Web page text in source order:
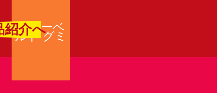
サワーベ
ルト グミ
紹介へ